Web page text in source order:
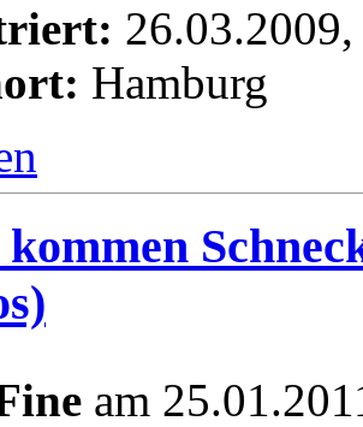
Hamburg
am